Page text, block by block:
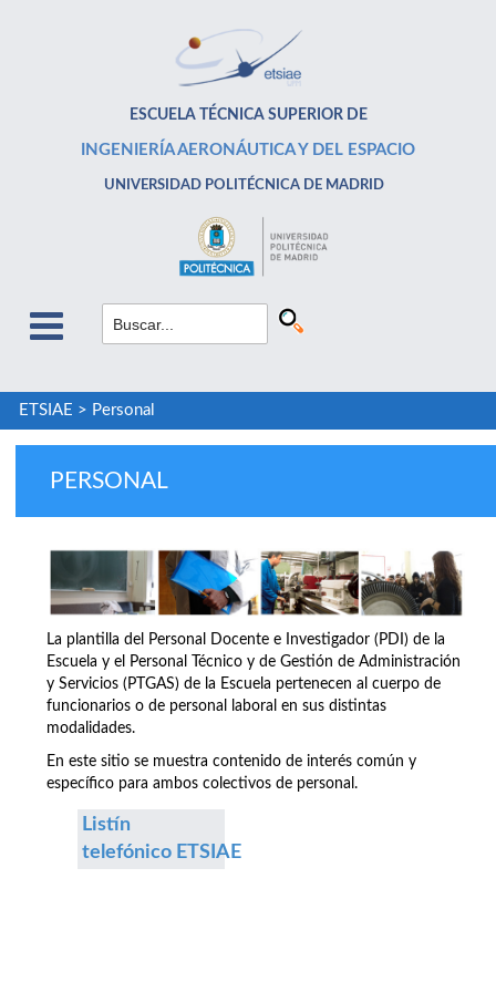
ESCUELA TÉCNICA SUPERIOR DE
INGENIERÍA AERONÁUTICA Y DEL ESPACIO
UNIVERSIDAD POLITÉCNICA DE MADRID
ETSIAE > Personal
PERSONAL
La plantilla del Personal Docente e Investigador (PDI) de la
Escuela y el Personal Técnico y de Gestión de Administración
y Servicios (PTGAS) de la Escuela pertenecen al cuerpo de
funcionarios o de personal laboral en sus distintas
modalidades.
En este sitio se muestra contenido de interés común y
específico para ambos colectivos de personal.
Listín
telefónico ETSIAE